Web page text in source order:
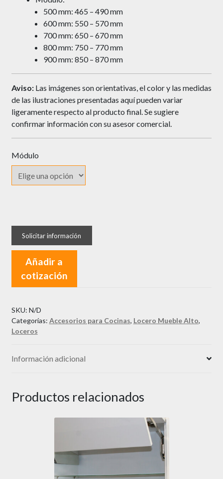
500 mm: 465 – 490 mm
600 mm: 550 – 570 mm
700 mm: 650 – 670 mm
800 mm: 750 – 770 mm
900 mm: 850 – 870 mm
Aviso: Las imágenes son orientativas, el color y las medidas
de las ilustraciones presentadas aquí pueden variar
ligeramente respecto al producto final. Se sugiere
confirmar información con su asesor comercial.
Módulo
Acero
TFC
cantidad
Añadir a
cotización
SKU: N/D
Categorías: Accesorios para Cocinas, Locero Mueble Alto,
Loceros
Información adicional
Productos relacionados